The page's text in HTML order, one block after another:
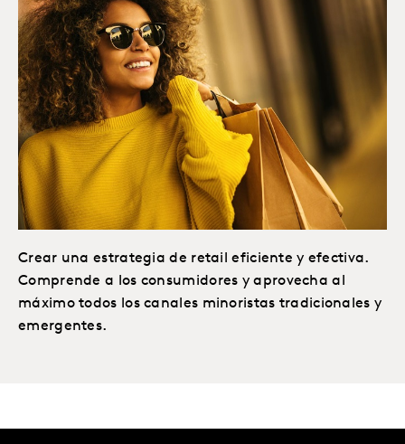
Crear una estrategia de retail eficiente y efectiva.
Comprende a los consumidores y aprovecha al
máximo todos los canales minoristas tradicionales y
emergentes.